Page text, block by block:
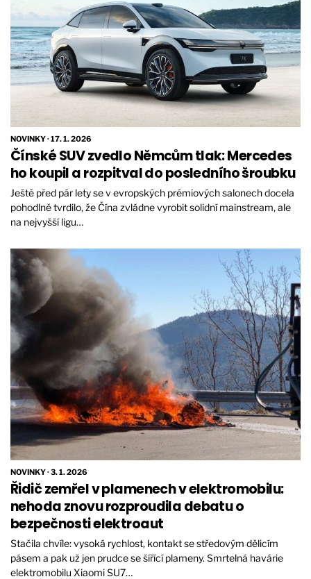
NOVINKY·17. 1. 2026
Čínské SUV zvedlo Němcům tlak: Mercedes
ho koupil a rozpitval do posledního šroubku
Ještě před pár lety se v evropských prémiových salonech docela
pohodlně tvrdilo, že Čína zvládne vyrobit solidní mainstream, ale
na nejvyšší ligu…
NOVINKY·3. 1. 2026
Řidič zemřel v plamenech v elektromobilu:
nehoda znovu rozproudila debatu o
bezpečnosti elektroaut
Stačila chvíle: vysoká rychlost, kontakt se středovým dělicím
pásem a pak už jen prudce se šířící plameny. Smrtelná havárie
elektromobilu Xiaomi SU7…